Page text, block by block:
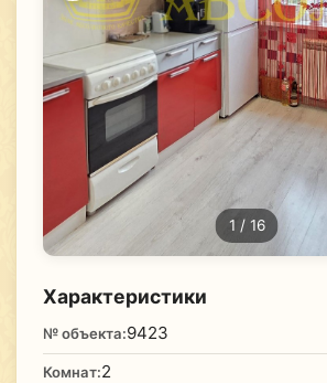
1 / 16
Характеристики
№ объекта:9423
Комнат:2